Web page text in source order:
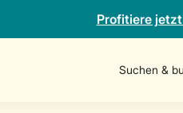
Profitiere
Suchen &